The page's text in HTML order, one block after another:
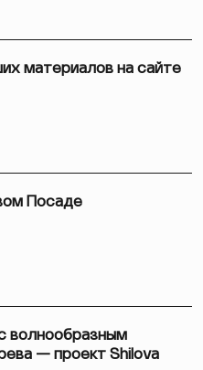
материалов на сайте
Посаде
волнообразным
— проект Shilova